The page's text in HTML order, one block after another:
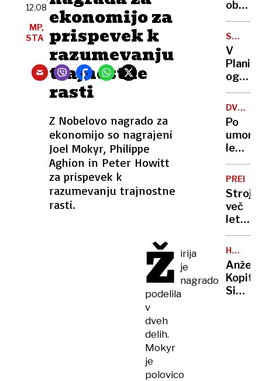
ekonomijo za
prispevek k
razumevanju
trajnostne
rasti
Z Nobelovo nagrado za
ekonomijo so nagrajeni
Joel Mokyr, Philippe
Aghion in Peter Howitt
za prispevek k
razumevanju trajnostne
rasti.
12.08
MP,
STA
Ž irija
je
nagrado
podelila
v
dveh
delih.
Mokyr
je
polovico
smrtjo
obiskal
obrnili
hrbet,
sezono
rešili
in
Hrvati
SKOKI
V
Planici
ogled
dveh
tekem
za
35
evrov
DVOJNI
UMOR
Po
umoru
legel
k
truplu
žene
in
policijo
več
let
spolno
fante
HOKEJ
NA
LEDU
Anže
Simbol